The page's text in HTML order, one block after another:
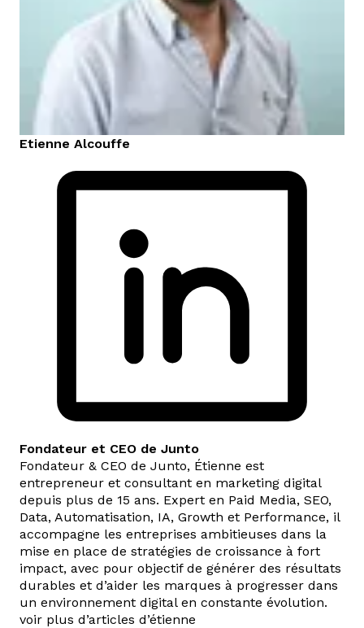
Etienne Alcouffe
Fondateur et CEO de Junto
Fondateur & CEO de Junto, Étienne est
entrepreneur et consultant en marketing digital
depuis plus de 15 ans. Expert en Paid Media, SEO,
Data, Automatisation, IA, Growth et Performance, il
accompagne les entreprises ambitieuses dans la
mise en place de stratégies de croissance à fort
impact, avec pour objectif de générer des résultats
durables et d’aider les marques à progresser dans
un environnement digital en constante évolution.
voir plus d’articles d’étienne